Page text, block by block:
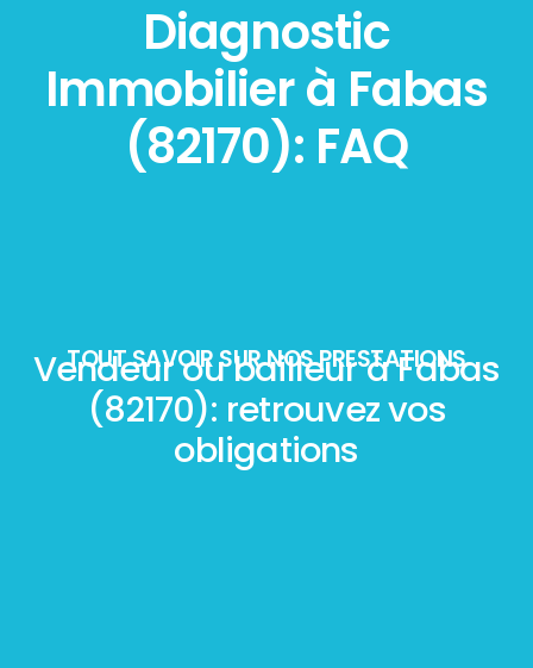
Diagnostic
Immobilier à Fabas
(82170): FAQ
TOUT SAVOIR SUR NOS PRESTATIONS
Vendeur ou bailleur à Fabas
(82170): retrouvez vos
obligations